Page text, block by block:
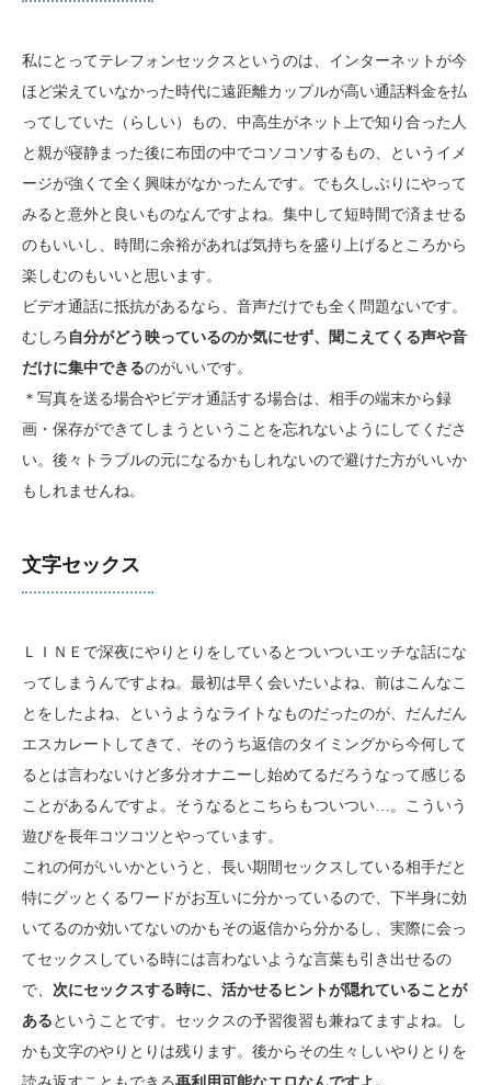
私にとってテレフォンセックスというのは、インターネットが今
ほど栄えていなかった時代に遠距離カップルが高い通話料金を払
ってしていた（らしい）もの、中高生がネット上で知り合った人
と親が寝静まった後に布団の中でコソコソするもの、というイメ
ージが強くて全く興味がなかったんです。でも久しぶりにやって
みると意外と良いものなんですよね。集中して短時間で済ませる
のもいいし、時間に余裕があれば気持ちを盛り上げるところから
楽しむのもいいと思います。
ビデオ通話に抵抗があるなら、音声だけでも全く問題ないです。
むしろ 自分がどう映っているのか気にせず、聞こえてくる声や音
だけに集中できるのがいいです。
＊写真を送る場合やビデオ通話する場合は、相手の端末から録
画・保存ができてしまうということを忘れないようにしてくださ
い。後々トラブルの元になるかもしれないので避けた方がいいか
もしれませんね。
文字セックス
ＬＩＮＥで深夜にやりとりをしているとついついエッチな話にな
ってしまうんですよね。最初は早く会いたいよね、前はこんなこ
とをしたよね、というようなライトなものだったのが、だんだん
エスカレートしてきて、そのうち返信のタイミングから今何して
るとは言わないけど多分オナニーし始めてるだろうなって感じる
ことがあるんですよ。そうなるとこちらもついつい…。こういう
遊びを長年コツコツとやっています。
これの何がいいかというと、長い期間セックスしている相手だと
特にグッとくるワードがお互いに分かっているので、下半身に効
いてるのか効いてないのかもその返信から分かるし、実際に会っ
てセックスしている時には言わないような言葉も引き出せるの
で、 次にセックスする時に、活かせるヒントが隠れていることが
ある ということです。セックスの予習復習も兼ねてますよね。し
かも文字のやりとりは残ります。後からその生々しいやりとりを